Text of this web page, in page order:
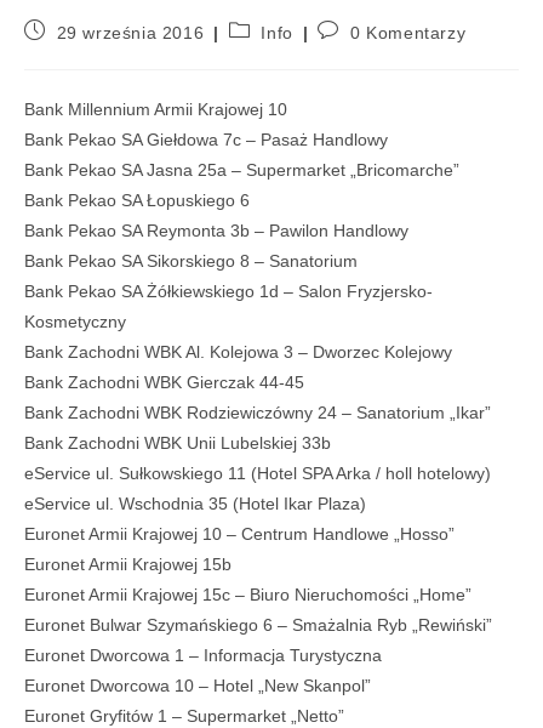
29 września 2016 Info 0 Komentarzy
Bank Millennium Armii Krajowej 10
Bank Pekao SA Giełdowa 7c – Pasaż Handlowy
Bank Pekao SA Jasna 25a – Supermarket „Bricomarche”
Bank Pekao SA Łopuskiego 6
Bank Pekao SA Reymonta 3b – Pawilon Handlowy
Bank Pekao SA Sikorskiego 8 – Sanatorium
Bank Pekao SA Żółkiewskiego 1d – Salon Fryzjersko-
Kosmetyczny
Bank Zachodni WBK Al. Kolejowa 3 – Dworzec Kolejowy
Bank Zachodni WBK Gierczak 44-45
Bank Zachodni WBK Rodziewiczówny 24 – Sanatorium „Ikar”
Bank Zachodni WBK Unii Lubelskiej 33b
eService ul. Sułkowskiego 11 (Hotel SPA Arka / holl hotelowy)
eService ul. Wschodnia 35 (Hotel Ikar Plaza)
Euronet Armii Krajowej 10 – Centrum Handlowe „Hosso”
Euronet Armii Krajowej 15b
Euronet Armii Krajowej 15c – Biuro Nieruchomości „Home”
Euronet Bulwar Szymańskiego 6 – Smażalnia Ryb „Rewiński”
Euronet Dworcowa 1 – Informacja Turystyczna
Euronet Dworcowa 10 – Hotel „New Skanpol”
Euronet Gryfitów 1 – Supermarket „Netto”